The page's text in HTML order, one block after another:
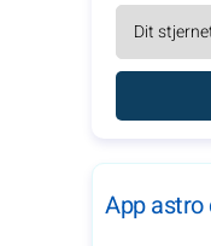
App astro